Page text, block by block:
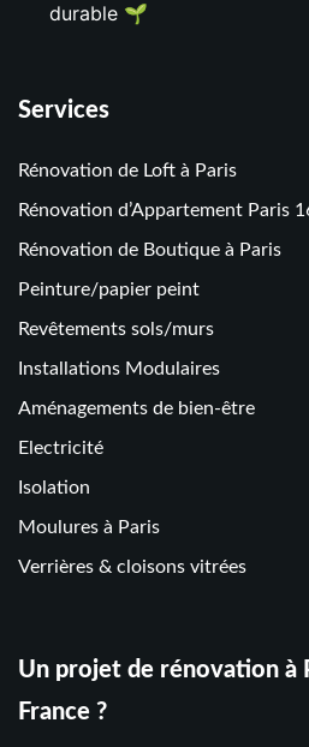
durable 🌱
Services
Rénovation de Loft à Paris
Rénovation d’Appartement Paris
Rénovation de Boutique à Paris
Peinture/papier peint
Revêtements sols/murs
Installations Modulaires
Aménagements de bien-être
Electricité
Isolation
Moulures à Paris
Verrières & cloisons vitrées
Un projet de rénovation à
France ?